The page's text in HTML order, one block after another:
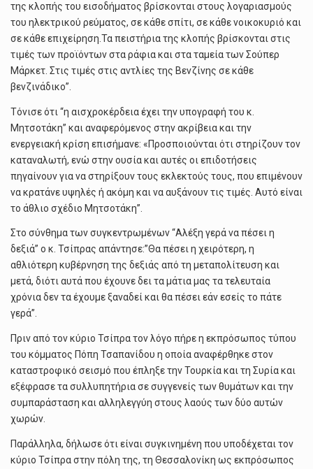
της κλοπής του εισοδήματος βρίσκονται στους λογαριασμούς
του ηλεκτρικού ρεύματος, σε κάθε σπίτι, σε κάθε νοικοκυριό και
σε κάθε επιχείρηση.Τα πειστήρια της κλοπής βρίσκονται στις
τιμές των προϊόντων στα ράφια και στα ταμεία των Σούπερ
Μάρκετ. Στις τιμές στις αντλίες της Βενζίνης σε κάθε
βενζινάδικο”.
Τόνισε ότι “η αισχροκέρδεια έχει την υπογραφή του κ.
Μητσοτάκη” και αναφερόμενος στην ακρίβεια και την
ενεργειακή κρίση επισήμανε: «Προσποιούνται ότι στηρίζουν τον
καταναλωτή, ενώ στην ουσία και αυτές οι επιδοτήσεις
πηγαίνουν για να στηρίξουν τους εκλεκτούς τους, που επιμένουν
να κρατάνε υψηλές ή ακόμη και να αυξάνουν τις τιμές. Αυτό είναι
το άθλιο σχέδιο Μητσοτάκη”.
Στο σύνθημα των συγκεντρωμένων “Αλέξη γερά να πέσει η
δεξιά” ο κ. Τσίπρας απάντησε:”Θα πέσει η χειρότερη, η
αθλιότερη κυβέρνηση της δεξιάς από τη μεταπολίτευση και
μετά, διότι αυτά που έχουνε δει τα μάτια μας τα τελευταία
χρόνια δεν τα έχουμε ξαναδεί και θα πέσει εάν εσείς το πάτε
γερά”.
Πριν από τον κύριο Τσίπρα τον λόγο πήρε η εκπρόσωπος τύπου
του κόμματος Πόπη Τσαπανίδου η οποία αναφέρθηκε στον
καταστροφικό σεισμό που έπληξε την Τουρκία και τη Συρία και
εξέφρασε τα συλλυπητήρια σε συγγενείς των θυμάτων και την
συμπαράσταση και αλληλεγγύη στους λαούς των δύο αυτών
χωρών.
Παράλληλα, δήλωσε ότι είναι συγκινημένη που υποδέχεται τον
κύριο Τσίπρα στην πόλη της, τη Θεσσαλονίκη ως εκπρόσωπος